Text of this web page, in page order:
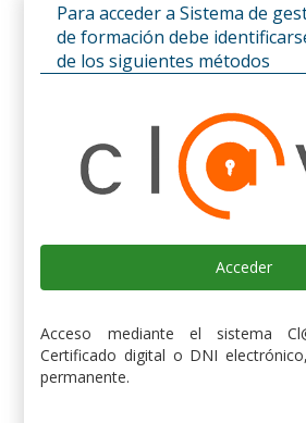
Para acceder a Sistema de
de formación debe
de los siguientes métodos
Acceder
Acceso mediante el sistema
Certificado digital o DNI
permanente.